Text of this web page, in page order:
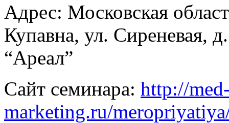
Адрес: Московская
Купавна, ул. Сиреневая,
“Ареал”
Сайт семинара: http://
marketing.ru/